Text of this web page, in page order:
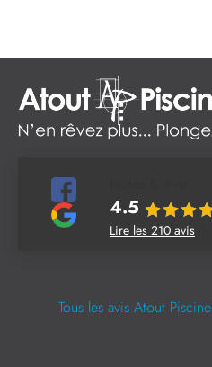
4.5
Lire les 210 avis
Tous les avis Atout Piscine